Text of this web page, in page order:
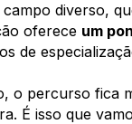
diverso,
oferece um
de
o percurso fica
É isso que